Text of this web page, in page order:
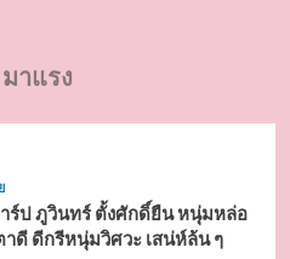
าแรง
ร์ป ภูวินทร์ ตั้งศักดิ์ยืน หนุ่มหล่อ
ดี ดีกรีหนุ่มวิศวะ เสน่ห์ล้น ๆ